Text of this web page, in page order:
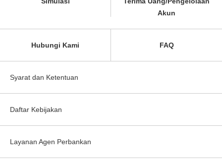
Akun
Hubungi Kami FAQ
Syarat dan Ketentuan
Daftar Kebijakan
Layanan Agen Perbankan